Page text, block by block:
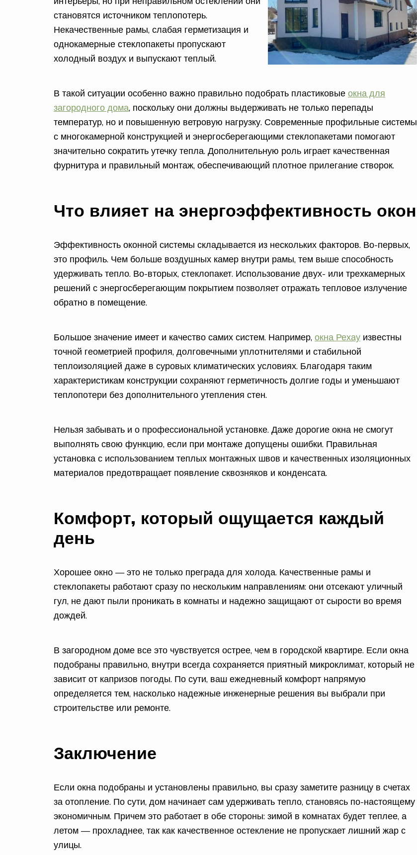
становятся источником теплопотерь.
Некачественные рамы, слабая герметизация и
однокамерные стеклопакеты пропускают
холодный воздух и выпускают теплый.
В такой ситуации особенно важно правильно подобрать пластиковые окна для
загородного дома, поскольку они должны выдерживать не только перепады
температур, но и повышенную ветровую нагрузку. Современные профильные системы
с многокамерной конструкцией и энергосберегающими стеклопакетами помогают
значительно сократить утечку тепла. Дополнительную роль играет качественная
фурнитура и правильный монтаж, обеспечивающий плотное прилегание створок.
Что влияет на энергоэффективность окон
Эффективность оконной системы складывается из нескольких факторов. Во-первых,
это профиль. Чем больше воздушных камер внутри рамы, тем выше способность
удерживать тепло. Во-вторых, стеклопакет. Использование двух- или трехкамерных
решений с энергосберегающим покрытием позволяет отражать тепловое излучение
обратно в помещение.
Большое значение имеет и качество самих систем. Например, окна Рехау известны
точной геометрией профиля, долговечными уплотнителями и стабильной
теплоизоляцией даже в суровых климатических условиях. Благодаря таким
характеристикам конструкции сохраняют герметичность долгие годы и уменьшают
теплопотери без дополнительного утепления стен.
Нельзя забывать и о профессиональной установке. Даже дорогие окна не смогут
выполнять свою функцию, если при монтаже допущены ошибки. Правильная
установка с использованием теплых монтажных швов и качественных изоляционных
материалов предотвращает появление сквозняков и конденсата.
Комфорт, который ощущается каждый
день
Хорошее окно — это не только преграда для холода. Качественные рамы и
стеклопакеты работают сразу по нескольким направлениям: они отсекают уличный
гул, не дают пыли проникать в комнаты и надежно защищают от сырости во время
дождей.
В загородном доме все это чувствуется острее, чем в городской квартире. Если окна
подобраны правильно, внутри всегда сохраняется приятный микроклимат, который не
зависит от капризов погоды. По сути, ваш ежедневный комфорт напрямую
определяется тем, насколько надежные инженерные решения вы выбрали при
строительстве или ремонте.
Заключение
Если окна подобраны и установлены правильно, вы сразу заметите разницу в счетах
за отопление. По сути, дом начинает сам удерживать тепло, становясь по-настоящему
экономичным. Причем это работает в обе стороны: зимой в комнатах будет теплее, а
летом — прохладнее, так как качественное остекление не пропускает лишний жар с
улицы.